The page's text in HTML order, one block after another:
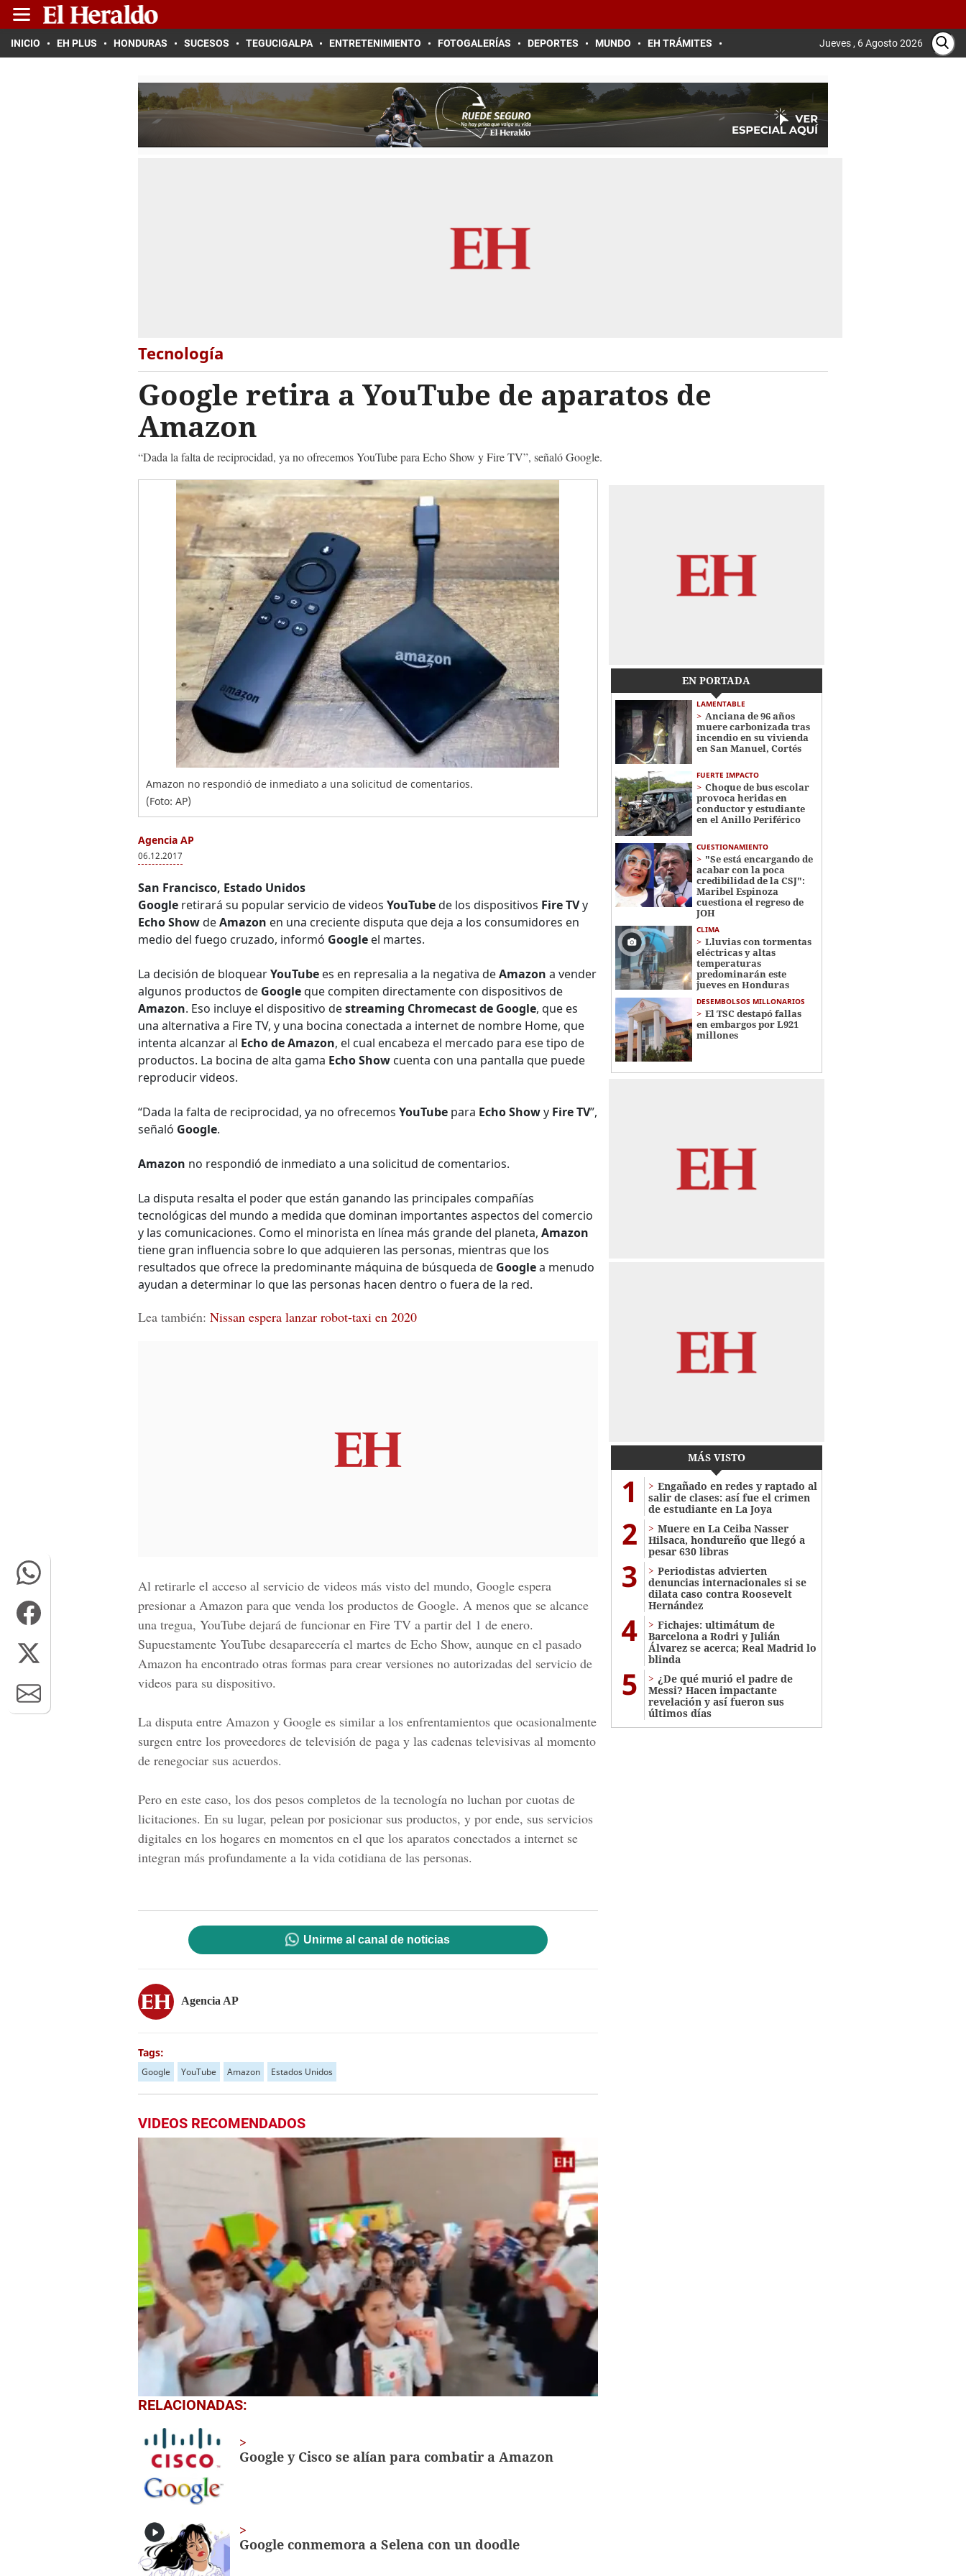
INICIO EH PLUS HONDURAS SUCESOS TEGUCIGALPA ENTRETENIMIENTO FOTOGALERÍAS DEPORTES MUNDO EH TRÁMITES Jueves , 6 Agosto 2026
Tecnología
Google retira a YouTube de aparatos de
Amazon
“Dada la falta de reciprocidad, ya no ofrecemos YouTube para Echo Show y Fire TV”, señaló Google.
Amazon no respondió de inmediato a una solicitud de comentarios.
(Foto: AP)
Agencia AP
06.12.2017
San Francisco, Estado Unidos
Google retirará su popular servicio de videos YouTubede los dispositivos Fire TVy
Echo ShowdeAmazon en una creciente disputa que deja a los consumidores en
medio del fuego cruzado, informó Google el martes.
La decisión de bloquearYouTube es en represalia a la negativa deAmazon a vender
algunos productos de Googleque compiten directamente con dispositivos de
Amazon. Eso incluye el dispositivo destreaming Chromecast de Google, que es
una alternativa a Fire TV, y una bocina conectada a internet de nombre Home, que
intenta alcanzar al Echo de Amazon, el cual encabeza el mercado para ese tipo de
productos. La bocina de alta gama Echo Show cuenta con una pantalla que puede
reproducir videos.
“Dada la falta de reciprocidad, ya no ofrecemos YouTube para Echo Showy Fire TV”,
señaló Google.
Amazon no respondió de inmediato a una solicitud de comentarios.
La disputa resalta el poder que están ganando las principales compañías
tecnológicas del mundo a medida que dominan importantes aspectos del comercio
y las comunicaciones. Como el minorista en línea más grande del planeta, Amazon
tiene gran influencia sobre lo que adquieren las personas, mientras que los
resultados que ofrece la predominante máquina de búsqueda de Googlea menudo
ayudan a determinar lo que las personas hacen dentro o fuera de la red.
Lea también: Nissan espera lanzar robot-taxi en 2020
Al retirarle el acceso al servicio de videos más visto del mundo, Google espera
presionar a Amazon para que venda los productos de Google. A menos que se alcance
una tregua, YouTube dejará de funcionar en Fire TV a partir del 1 de enero.
Supuestamente YouTube desaparecería el martes de Echo Show, aunque en el pasado
Amazon ha encontrado otras formas para crear versiones no autorizadas del servicio de
videos para su dispositivo.
La disputa entre Amazon y Google es similar a los enfrentamientos que ocasionalmente
surgen entre los proveedores de televisión de paga y las cadenas televisivas al momento
de renegociar sus acuerdos.
Pero en este caso, los dos pesos completos de la tecnología no luchan por cuotas de
licitaciones. En su lugar, pelean por posicionar sus productos, y por ende, sus servicios
digitales en los hogares en momentos en el que los aparatos conectados a internet se
integran más profundamente a la vida cotidiana de las personas.
Unirme al canal de noticias
Agencia AP
Tags:
Google YouTube Amazon Estados Unidos
VIDEOS RECOMENDADOS
0
seconds
minute,
secondsVolume
0%
RELACIONADAS:
Google y Cisco se alían para combatir a Amazon
Google conmemora a Selena con un doodle
EN PORTADA
LAMENTABLE
Anciana de 96 años
muere carbonizada tras
incendio en su vivienda
en San Manuel, Cortés
FUERTE IMPACTO
Choque de bus escolar
provoca heridas en
conductor y estudiante
en el Anillo Periférico
CUESTIONAMIENTO
"Se está encargando de
acabar con la poca
credibilidad de la CSJ":
Maribel Espinoza
cuestiona el regreso de
JOH
CLIMA
Lluvias con tormentas
eléctricas y altas
temperaturas
predominarán este
jueves en Honduras
DESEMBOLSOS MILLONARIOS
El TSC destapó fallas
en embargos por L921
millones
MÁS VISTO
1
Engañado en redes y raptado al
salir de clases: así fue el crimen
de estudiante en La Joya
2
Muere en La Ceiba Nasser
Hilsaca, hondureño que llegó a
pesar 630 libras
3
Periodistas advierten
denuncias internacionales si se
dilata caso contra Roosevelt
Hernández
4
Fichajes: ultimátum de
Barcelona a Rodri y Julián
Álvarez se acerca; Real Madrid lo
blinda
5
¿De qué murió el padre de
Messi? Hacen impactante
revelación y así fueron sus
últimos días